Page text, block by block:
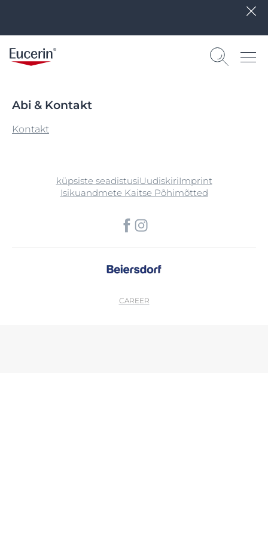
Abi & Kontakt
Kontakt
küpsiste seadistusiUudiskiriImprint
Isikuandmete Kaitse Põhimõtted
CAREER